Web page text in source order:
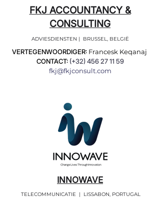
FKJ ACCOUNTANCY &
CONSULTING
ADVIESDIENSTEN | BRUSSEL, BELGIË
VERTEGENWOORDIGER: Francesk Keqanaj
CONTACT: (+32)456 27 11 59
fkj@fkjconsult.com
INNOWAVE
TELECOMMUNICATIE | LISSABON, PORTUGAL